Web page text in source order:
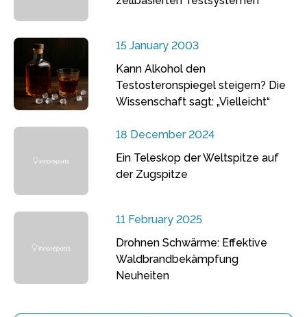
15 January 2003
Kann Alkohol den
Testosteronspiegel steigern? Die
Wissenschaft sagt: „Vielleicht“
18 December 2024
Ein Teleskop der Weltspitze auf
der Zugspitze
11 February 2025
Drohnen Schwärme: Effektive
Waldbrandbekämpfung
Neuheiten